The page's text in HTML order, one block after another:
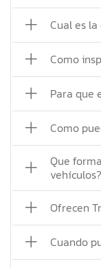
Cual es
Como
Para que
Como
Que
vehículos?
Ofrecen
Cuando